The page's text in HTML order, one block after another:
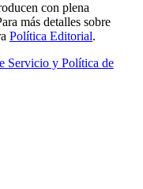
con plena
más detalles sobre
Política Editorial.
Servicio y Política de